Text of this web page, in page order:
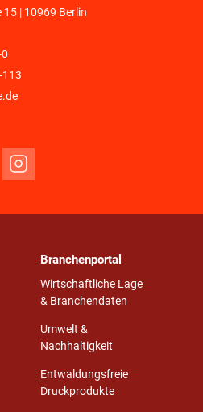
| 10969 Berlin
113
Branchenportal
Wirtschaftliche Lage
& Branchendaten
Umwelt &
Nachhaltigkeit
Entwaldungsfreie
Druckprodukte